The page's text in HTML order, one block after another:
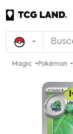
Magic Pokémon